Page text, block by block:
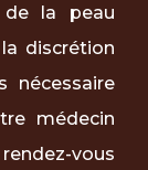
de la peau
discrétion
nécessaire
médecin
vous